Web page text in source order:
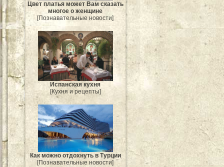
Цвет платья может Вам сказать
многое о женщине
[Познавательные новости]
Испанская кухня
[Кухня и рецепты]
Как можно отдохнуть в Турции
[Познавательные новости]